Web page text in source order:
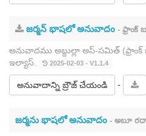
జర్మన్ భాషలో అనువాదం - ఫ్రాంక్
అనువాదము అబ్దుల్లా అస్-సమిత్
ఇల్యాస్.
2025-02-03 - V1.1.4
అనువాదాన్ని బ్రౌజ్ చేయండి -
జర్మను భాషలో అనువాదం - అబూ